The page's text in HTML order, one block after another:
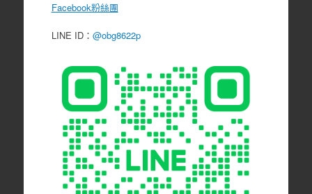
Facebook粉絲團
LINE ID： @obg8622p